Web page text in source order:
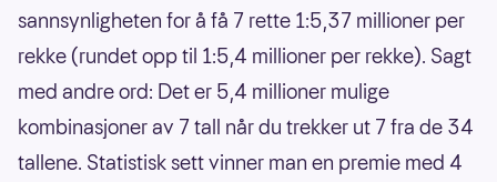
sannsynligheten for å få 7 rette 1:5,37 millioner per
rekke (rundet opp til 1:5,4 millioner per rekke). Sagt
med andre ord: Det er 5,4 millioner mulige
kombinasjoner av 7 tall når du trekker ut 7 fra de 34
tallene. Statistisk sett vinner man en premie med 4